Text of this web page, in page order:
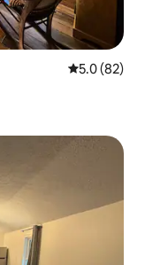
レビュー82
5.0 (82)